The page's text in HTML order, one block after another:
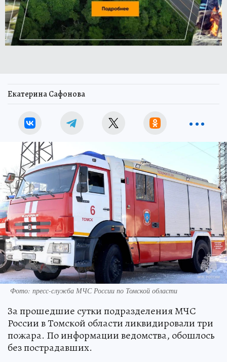
Екатерина Сафонова
Фото: пресс-служба МЧС России по Томской области
За прошедшие сутки подразделения МЧС
России в Томской области ликвидировали три
пожара. По информации ведомства, обошлось
без пострадавших.